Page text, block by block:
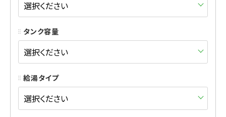
タンク容量
給湯タイプ